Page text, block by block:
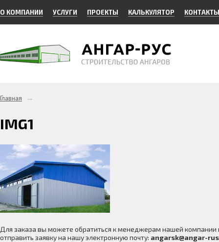
О КОМПАНИИ УСЛУГИ ПРОЕКТЫ КАЛЬКУЛЯТОР КОНТАКТЫ
Главная →
IMG1
Для заказа вы можете обратиться к менеджерам нашей
отправить заявку на нашу электронную почту: angarsk@angar-